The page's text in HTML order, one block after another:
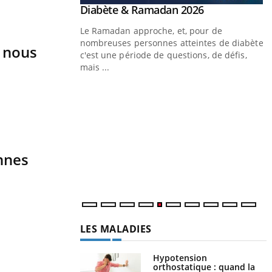
piscine,
Youtube
Diabète & Ramadan 2026Youtube
Le Ramadan approche, et, pour de
nombreuses personnes atteintes de diabète,
c'est une période de questions, de défis,
mais ...
LES MALADIES
Hypotension
orthostatique : quand la